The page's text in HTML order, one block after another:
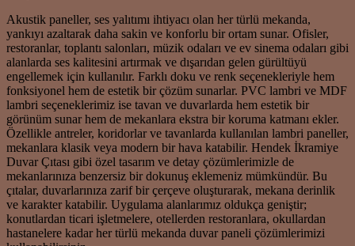
Akustik paneller, ses yalıtımı ihtiyacı olan her türlü mekanda,
yankıyı azaltarak daha sakin ve konforlu bir ortam sunar. Ofisler,
restoranlar, toplantı salonları, müzik odaları ve ev sinema odaları gibi
alanlarda ses kalitesini artırmak ve dışarıdan gelen gürültüyü
engellemek için kullanılır. Farklı doku ve renk seçenekleriyle hem
fonksiyonel hem de estetik bir çözüm sunarlar. PVC lambri ve MDF
lambri seçeneklerimiz ise tavan ve duvarlarda hem estetik bir
görünüm sunar hem de mekanlara ekstra bir koruma katmanı ekler.
Özellikle antreler, koridorlar ve tavanlarda kullanılan lambri paneller,
mekanlara klasik veya modern bir hava katabilir. Hendek İkramiye
Duvar Çıtası gibi özel tasarım ve detay çözümlerimizle de
mekanlarınıza benzersiz bir dokunuş eklemeniz mümkündür. Bu
çıtalar, duvarlarınıza zarif bir çerçeve oluşturarak, mekana derinlik
ve karakter katabilir. Uygulama alanlarımız oldukça geniştir;
konutlardan ticari işletmelere, otellerden restoranlara, okullardan
hastanelere kadar her türlü mekanda duvar paneli çözümlerimizi